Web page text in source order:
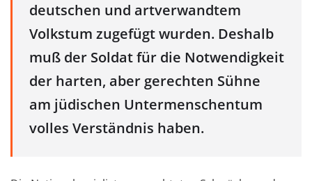
deutschen und artverwandtem
Volkstum zugefügt wurden. Deshalb
muß der Soldat für die Notwendigkeit
der harten, aber gerechten Sühne
am jüdischen Untermenschentum
volles Verständnis haben.